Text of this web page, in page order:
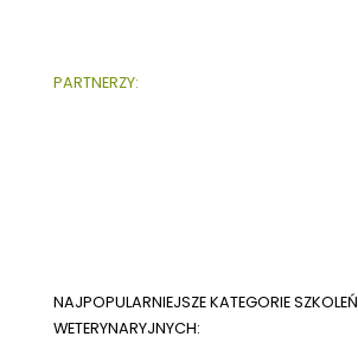
PARTNERZY:
NAJPOPULARNIEJSZE KATEGORIE SZKOLEŃ
WETERYNARYJNYCH: